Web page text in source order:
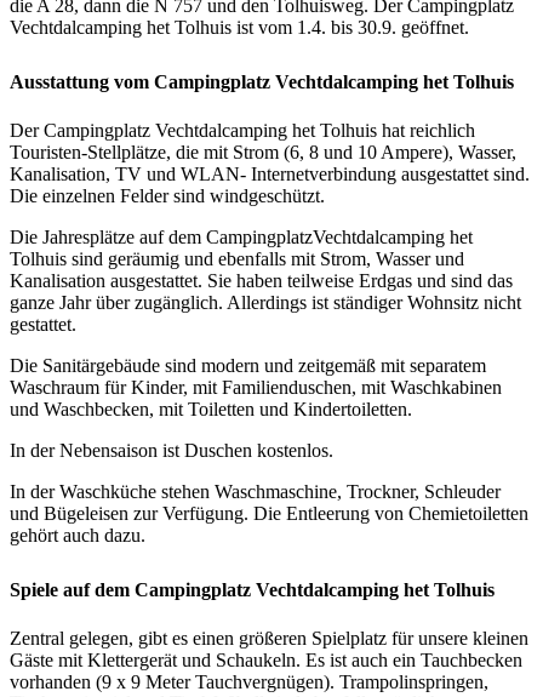
die A 28, dann die N 757 und den Tolhuisweg. Der Campingplatz
Vechtdalcamping het Tolhuis ist vom 1.4. bis 30.9. geöffnet.
Ausstattung vom Campingplatz Vechtdalcamping het Tolhuis
Der Campingplatz Vechtdalcamping het Tolhuis hat reichlich
Touristen-Stellplätze, die mit Strom (6, 8 und 10 Ampere), Wasser,
Kanalisation, TV und WLAN- Internetverbindung ausgestattet sind.
Die einzelnen Felder sind windgeschützt.
Die Jahresplätze auf dem CampingplatzVechtdalcamping het
Tolhuis sind geräumig und ebenfalls mit Strom, Wasser und
Kanalisation ausgestattet. Sie haben teilweise Erdgas und sind das
ganze Jahr über zugänglich. Allerdings ist ständiger Wohnsitz nicht
gestattet.
Die Sanitärgebäude sind modern und zeitgemäß mit separatem
Waschraum für Kinder, mit Familienduschen, mit Waschkabinen
und Waschbecken, mit Toiletten und Kindertoiletten.
In der Nebensaison ist Duschen kostenlos.
In der Waschküche stehen Waschmaschine, Trockner, Schleuder
und Bügeleisen zur Verfügung. Die Entleerung von Chemietoiletten
gehört auch dazu.
Spiele auf dem Campingplatz Vechtdalcamping het Tolhuis
Zentral gelegen, gibt es einen größeren Spielplatz für unsere kleinen
Gäste mit Klettergerät und Schaukeln. Es ist auch ein Tauchbecken
vorhanden (9 x 9 Meter Tauchvergnügen). Trampolinspringen,